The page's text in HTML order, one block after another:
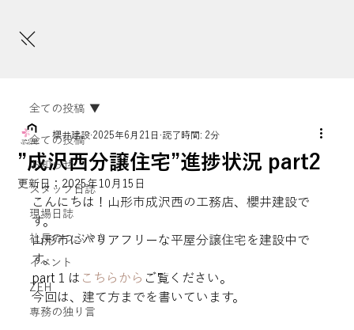
全ての投稿
お知らせ
スタッフ日誌
現場日誌
社長のつぶやき
イベント
ZEH
専務の独り言
全ての投稿
”成沢西分譲住宅”進捗状況 part2
櫻井建設 2025年6月21日 読了時間: 2分
更新日： 2025年10月15日
こんにちは！山形市成沢西の工務店、櫻井建設で
す。
山形市にバリアフリーな平屋分譲住宅を建設中で
す。
part１は こちらから ご覧ください。
今回は、建て方までを書いています。